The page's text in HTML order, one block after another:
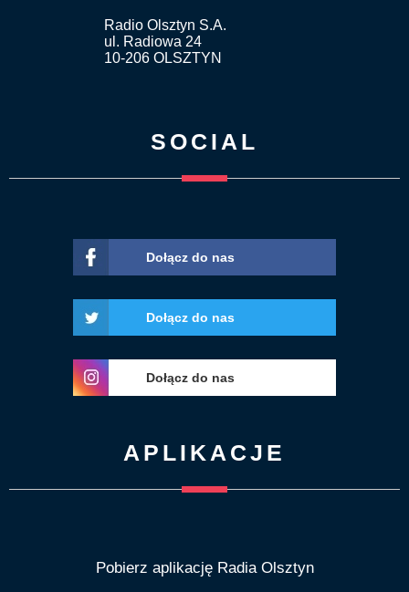
Radio Olsztyn S.A.
ul. Radiowa 24
10-206 OLSZTYN
SOCIAL
Dołącz do nas
Dołącz do nas
Dołącz do nas
APLIKACJE
Pobierz aplikację Radia Olsztyn